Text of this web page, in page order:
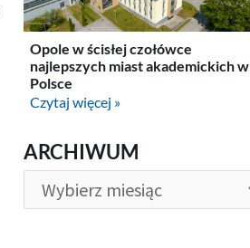
Opole w ścisłej czołówce
najlepszych miast akademickich w
Polsce
Czytaj więcej »
ARCHIWUM
ARCHIWUM